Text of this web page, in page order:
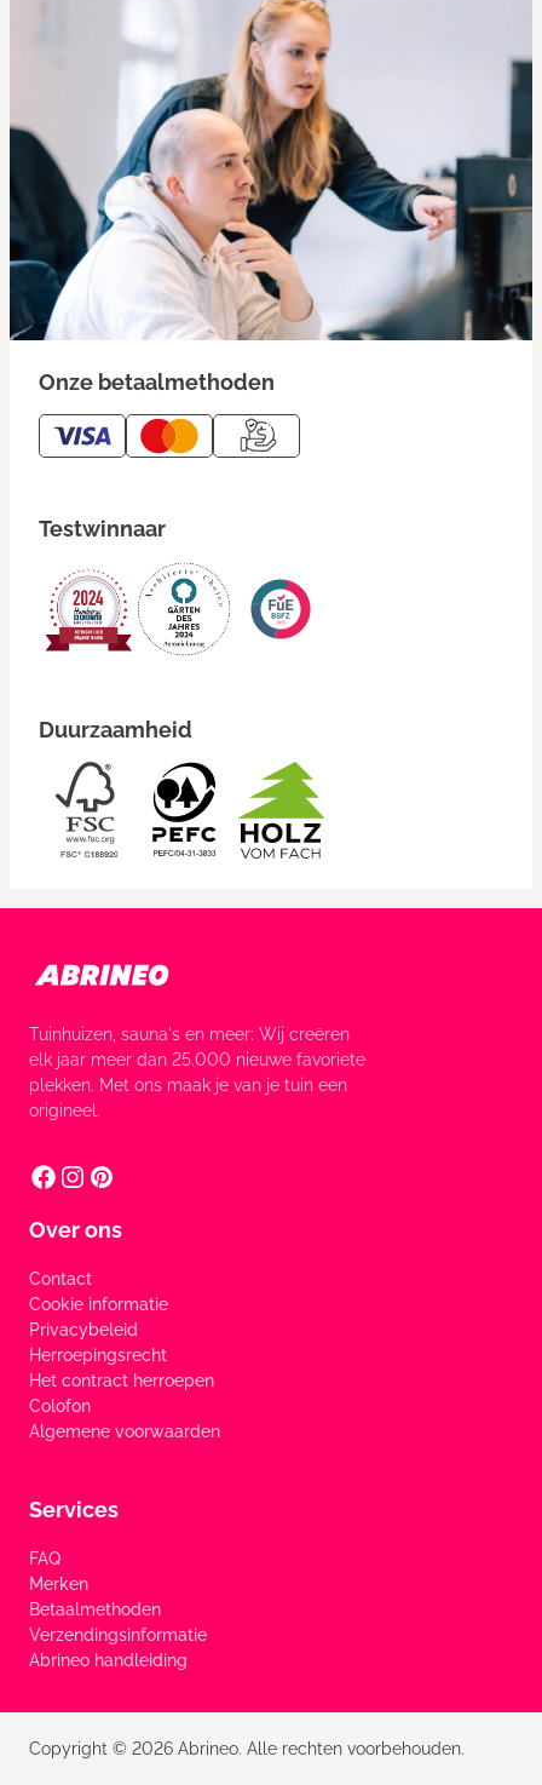
Onze betaalmethoden
Testwinnaar
Duurzaamheid
Tuinhuizen, sauna's en meer: Wij creëren
elk jaar meer dan 25.000 nieuwe favoriete
plekken. Met ons maak je van je tuin een
origineel.
Over ons
Contact
Cookie informatie
Privacybeleid
Herroepingsrecht
Het contract herroepen
Colofon
Algemene voorwaarden
Services
FAQ
Merken
Betaalmethoden
Verzendingsinformatie
Abrineo handleiding
Copyright © 2026 Abrineo. Alle rechten voorbehouden.